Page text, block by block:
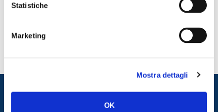
Statistiche
Marketing
Mostra dettagli
OK
CONDIVIDI
Fratelli d'Italia